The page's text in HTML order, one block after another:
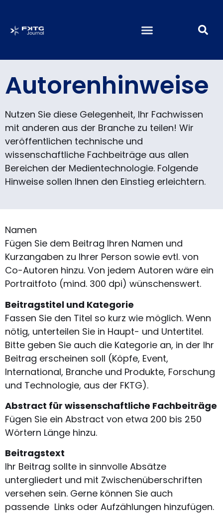
Autorenhinweise
Nutzen Sie diese Gelegenheit, Ihr Fachwissen
mit anderen aus der Branche zu teilen! Wir
veröffentlichen technische und
wissenschaftliche Fachbeiträge aus allen
Bereichen der Medientechnologie. Folgende
Hinweise sollen Ihnen den Einstieg erleichtern.
Namen
Fügen Sie dem Beitrag Ihren Namen und
Kurzangaben zu Ihrer Person sowie evtl. von
Co-Autoren hinzu. Von jedem Autoren wäre ein
Portraitfoto (mind. 300 dpi) wünschenswert.
Beitragstitel und Kategorie
Fassen Sie den Titel so kurz wie möglich. Wenn
nötig, unterteilen Sie in Haupt- und Untertitel.
Bitte geben Sie auch die Kategorie an, in der Ihr
Beitrag erscheinen soll (Köpfe, Event,
International, Branche und Produkte, Forschung
und Technologie, aus der FKTG).
Abstract für wissenschaftliche Fachbeiträge
Fügen Sie ein Abstract von etwa 200 bis 250
Wörtern Länge hinzu.
Beitragstext
Ihr Beitrag sollte in sinnvolle Absätze
untergliedert und mit Zwischenüberschriften
versehen sein. Gerne können Sie auch
passende Links oder Aufzählungen hinzufügen.